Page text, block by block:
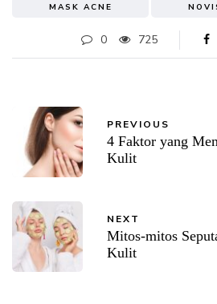
MASK ACNE
0 725
PREVIOUS
4 Faktor yang
Kulit
NEXT
Mitos-mitos
Kulit